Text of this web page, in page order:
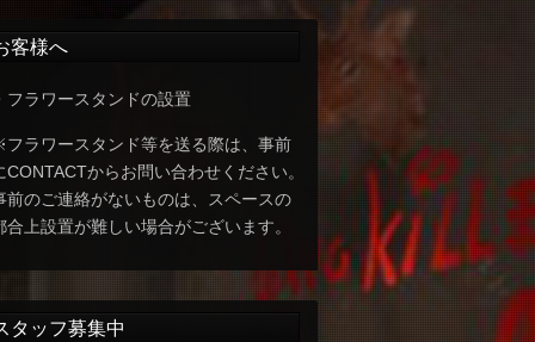
客様へ
フラワースタンドの設置
ラワースタンド等を送る際は、事前
CONTACTからお問い合わせください。
前のご連絡がないものは、スペースの
合上設置が難しい場合がございます。
タッフ募集中